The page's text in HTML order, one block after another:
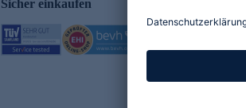
Sicher einkaufen